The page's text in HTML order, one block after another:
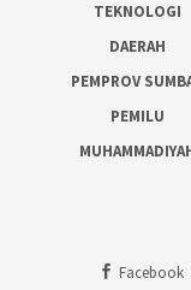
TEKNOLOGI
DAERAH
PEMPROV
PEMILU
Facebook